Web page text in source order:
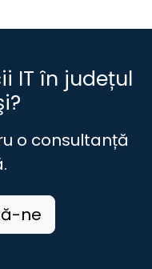
IT în județul
o consultanță
ne